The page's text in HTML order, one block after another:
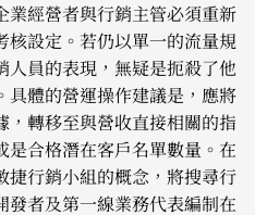
業經營者與行銷主管必須重新
核設定。若仍以單一的流量規
員的表現，無疑是扼殺了他
具體的營運操作建議是，應將
，轉移至與營收直接相關的指
合格潛在客戶名單數量。在
捷行銷小組的概念，將搜尋行
者及第一線業務代表編制在